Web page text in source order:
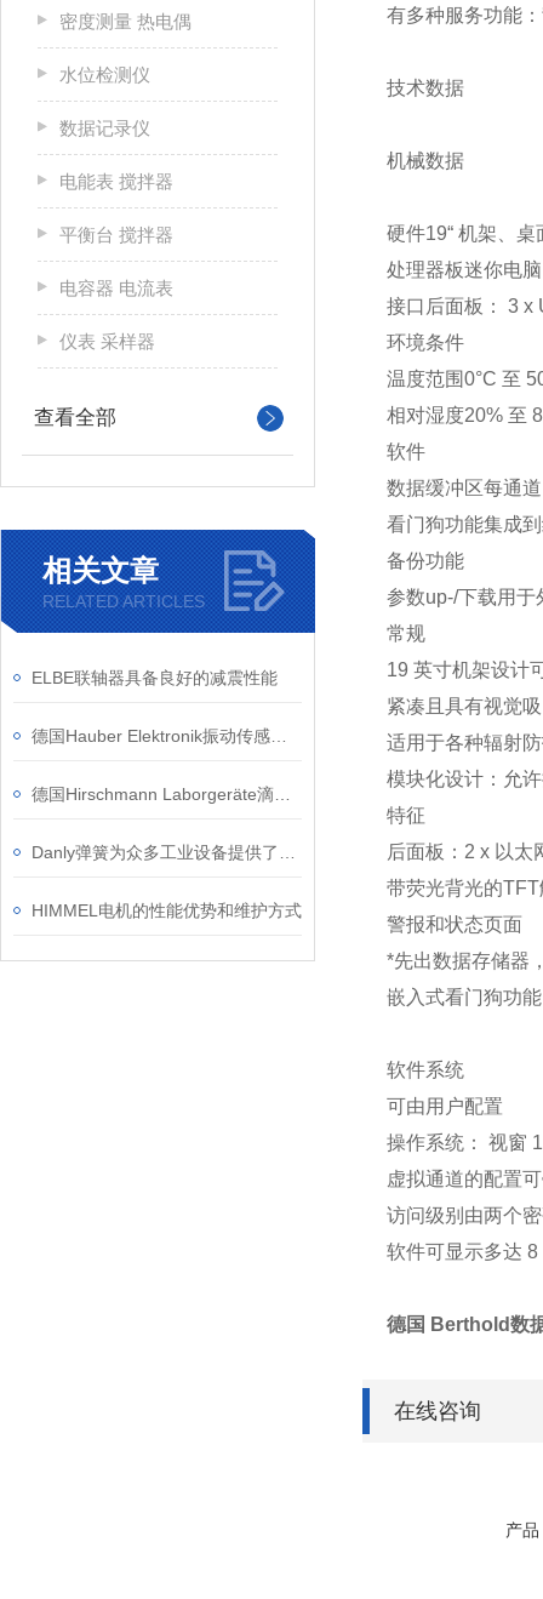
密度测量 热电偶
水位检测仪
数据记录仪
电能表 搅拌器
平衡台 搅拌器
电容器 电流表
仪表 采样器
查看全部
相关文章
RELATED ARTICLES
ELBE联轴器具备良好的减震性能
HIMMEL电机的性能优势和维护方式
有多种服务功能
技术数据
机械数据
硬件19“ 机架、
处理器板迷你电
接口 后面板： 3 x
环境条件
温度范围0°C 至
相对湿度20% 至
软件
数据缓冲区每通
看门狗功能集成
备份功能
参数up-/下载用于
常规
19 英寸机架设计
紧凑且具有视觉
适用于各种辐射
模块化设计：允
特征
后面板：2 x 以太
带荧光背光的
警报和状态页面
*先出数据存储器
嵌入式看门狗功能
软件系统
可由用户配置
操作系统： 视窗
虚拟通道的配置
访问级别由两个
软件可显示多达
德国 Berthold数
在线咨询
产品